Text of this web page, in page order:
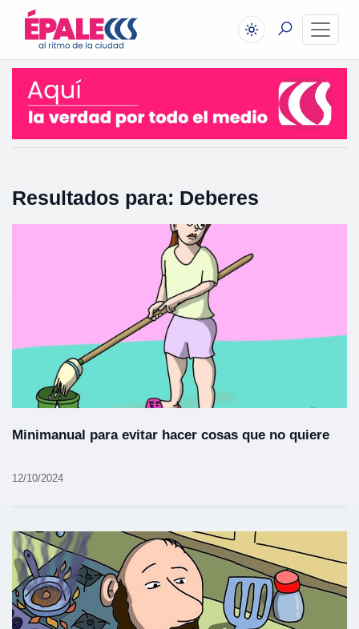
Resultados para: Deberes
Minimanual para evitar hacer cosas que no quiere
12/10/2024